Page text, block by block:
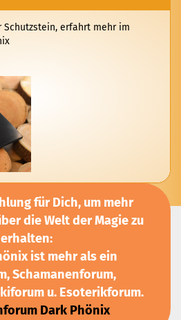
erfahrt mehr im
für Dich, um mehr
die Welt der Magie zu
erhalten:
ist mehr als ein
Schamanenforum,
u. Esoterikforum.
Dark Phönix